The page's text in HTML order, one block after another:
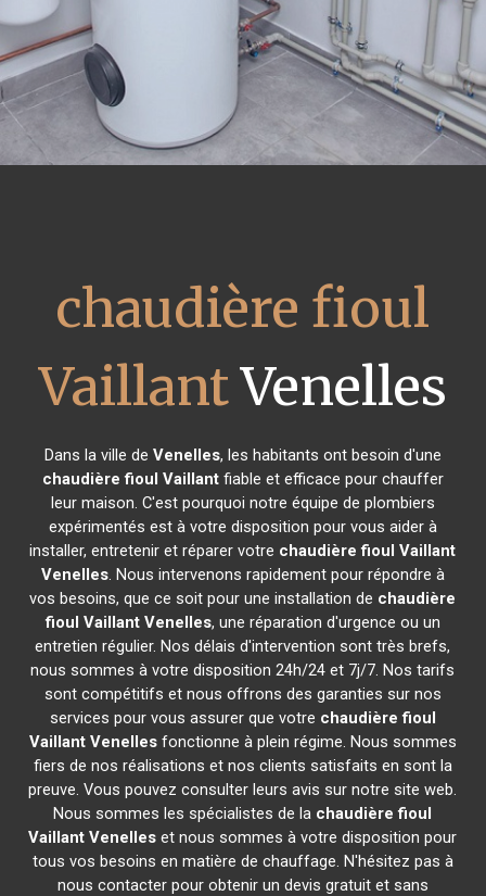
chaudière fioul
VaillantVenelles
Dans la ville de Venelles, les habitants ont besoin d'une
chaudière fioul Vaillantfiable et efficace pour chauffer
leur maison. C'est pourquoi notre équipe de plombiers
expérimentés est à votre disposition pour vous aider à
installer, entretenir et réparer votre chaudière fioul Vaillant
Venelles. Nous intervenons rapidement pour répondre à
vos besoins, que ce soit pour une installation de chaudière
fioul Vaillant Venelles, une réparation d'urgence ou un
entretien régulier. Nos délais d'intervention sont très brefs,
nous sommes à votre disposition 24h/24 et 7j/7. Nos tarifs
sont compétitifs et nous offrons des garanties sur nos
services pour vous assurer que votre chaudière fioul
Vaillant Venellesfonctionne à plein régime. Nous sommes
fiers de nos réalisations et nos clients satisfaits en sont la
preuve. Vous pouvez consulter leurs avis sur notre site web.
Nous sommes les spécialistes de la chaudière fioul
Vaillant Venelles et nous sommes à votre disposition pour
tous vos besoins en matière de chauffage. N'hésitez pas à
nous contacter pour obtenir un devis gratuit et sans